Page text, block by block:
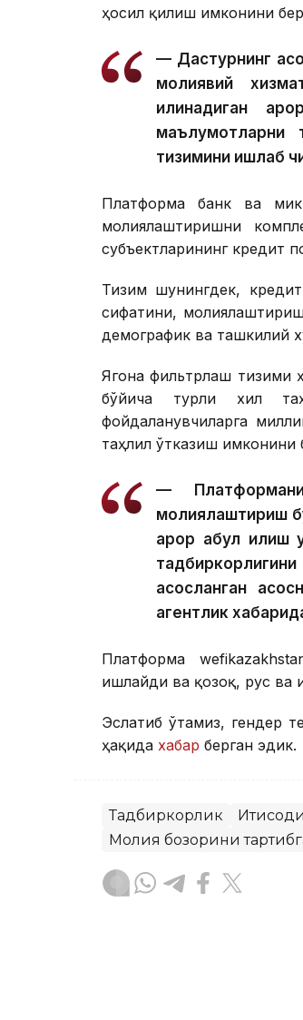
ҳосил қилиш имконини
— Дастурнинг
молиявий
қилинадиган
маълумотларни
тизимини ишлаб
Платформа банк ва
молиялаштиришни
субъектларининг кредит
Тизим шунингдек,
сифатини,
демографик ва ташкилий
Ягона фильтрлаш тизими
бўйича турли хил
фойдаланувчиларга
таҳлил ўтказиш имконини
—
молиялаштириш
қарор қабул
асосланган
агентлик
Платформа
ишлайди ва қозоқ, рус ва
Эслатиб ўтамиз, гендер
ҳақида хабар берган эдик.
Тадбиркорлик
Молия бозорини